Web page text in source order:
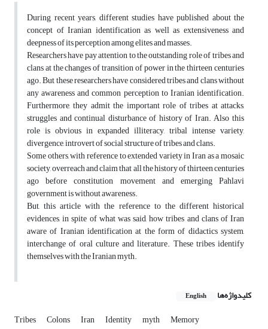
During recent years, different studies have published about the
concept of Iranian identification as well as extensiveness and
deepness of its perception among elites and masses.
Researchers have pay attention to the outstanding role of tribes and
clans at the changes of transition of power in the thirteen centuries
ago. But these researchers have considered tribes and clans without
any awareness and common perception to Iranian identification.
Furthermore, they admit the important role of tribes at attacks,
struggles and continual disturbance of history of Iran. Also this
role is obvious in expanded illiteracy, tribal intense variety,
divergence, introvert of social structure of tribes and clans.
Some others, with reference to extended variety in Iran as a mosaic
society, overreach and claim that all the history of thirteen centuries
ago before constitution movement and emerging Pahlavi
government is without awareness.
But, this article with the reference to the different historical
evidences, in spite of what was said, how tribes and clans of Iran
aware of Iranian identification at the form of didactics system,
interchange of oral culture and literature. These tribes identify
themselves with the Iranian myth.
کلیدواژه‌ها English
Tribes Colons Iran Identity myth Memory